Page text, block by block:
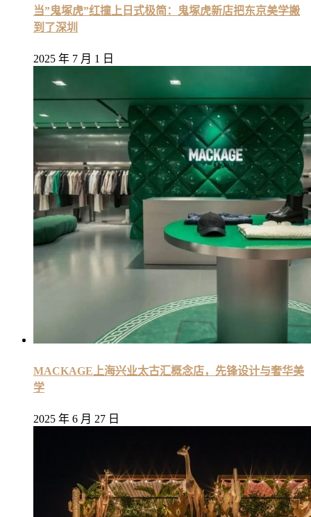
当”鬼塚虎”红撞上日式极简：鬼塚虎新店把东京美学搬
到了深圳
2025 年 7 月 1 日
MACKAGE上海兴业太古汇概念店，先锋设计与奢华美
学
2025 年 6 月 27 日